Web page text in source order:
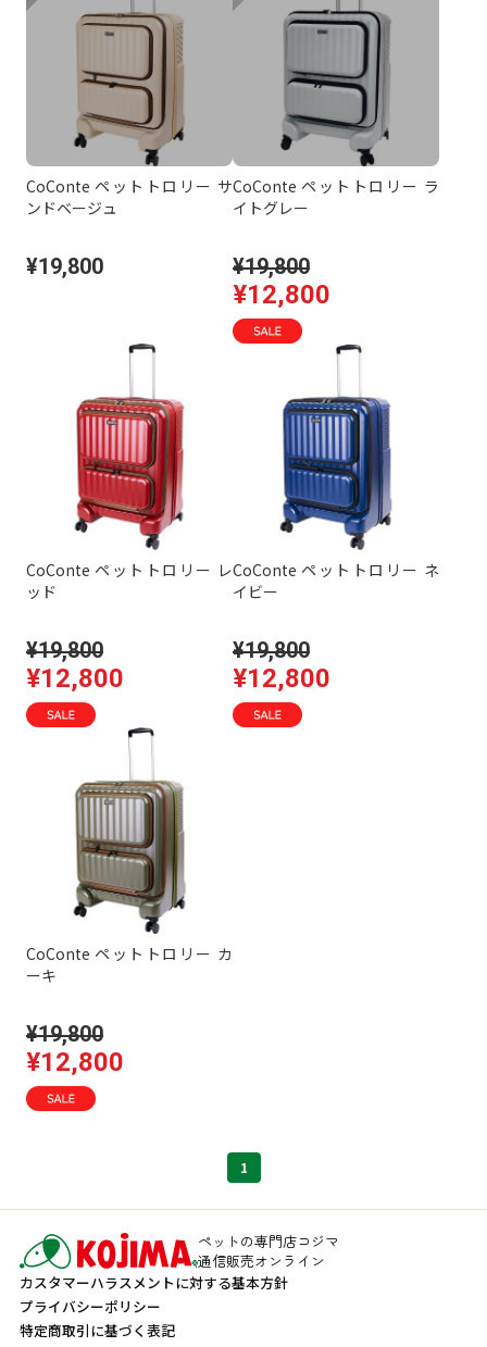
CoConte ペットトロリー サ
ンドベージュ
¥19,800
CoConte ペットトロリー ラ
イトグレー
¥19,800
¥12,800
CoConte ペットトロリー レ
ッド
¥19,800
¥12,800
CoConte ペットトロリー ネ
イビー
¥19,800
¥12,800
CoConte ペットトロリー カ
ーキ
¥19,800
¥12,800
1
ペットの専門店コジマ
通信販売オンライン
カスタマーハラスメントに対する基本方針
プライバシーポリシー
特定商取引に基づく表記